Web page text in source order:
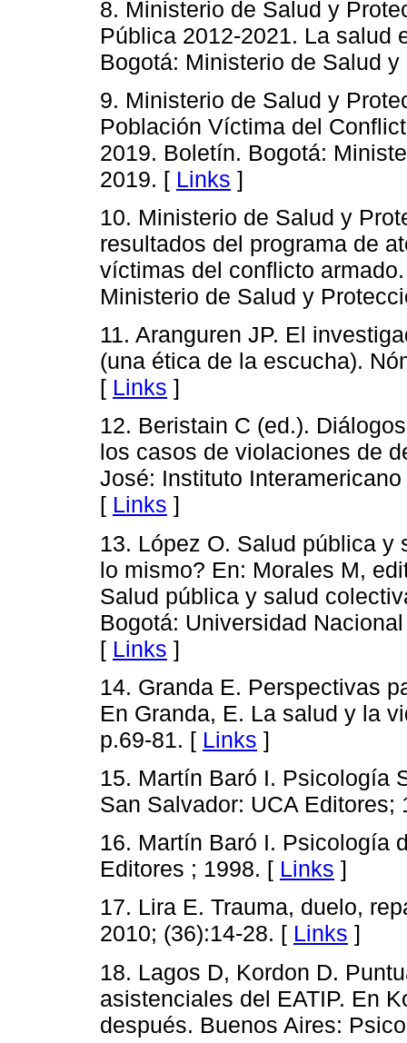
8. Ministerio de Salud y
Pública 2012-2021. La salud
Bogotá: Ministerio de Salud
9. Ministerio de Salud y
Población Víctima del
2019. Boletín. Bogotá:
2019. [ Links ]
10. Ministerio de Salud y
resultados del programa de
víctimas del conflicto
Ministerio de Salud y
11. Aranguren JP. El
(una ética de la escucha).
[ Links ]
12. Beristain C (ed.).
los casos de violaciones de
José: Instituto
[ Links ]
13. López O. Salud pública
lo mismo? En: Morales M,
Salud pública y salud
Bogotá: Universidad
[ Links ]
14. Granda E. Perspectivas
En Granda, E. La salud y la
p.69-81. [ Links ]
15. Martín Baró I. Psicología
San Salvador: UCA Editores;
16. Martín Baró I. Psicología
Editores ; 1998. [ Links ]
17. Lira E. Trauma, duelo,
2010; (36):14-28. [ Links ]
18. Lagos D, Kordon D.
asistenciales del EATIP. En
después. Buenos Aires: